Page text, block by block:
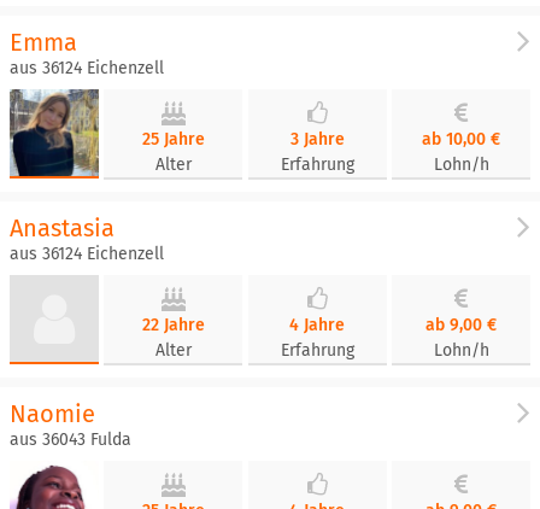
Emma
aus 36124 Eichenzell
25 Jahre
Alter
3 Jahre
Erfahrung
ab 10,00 €
Lohn/h
Anastasia
aus 36124 Eichenzell
22 Jahre
Alter
4 Jahre
Erfahrung
ab 9,00 €
Lohn/h
Naomie
aus 36043 Fulda